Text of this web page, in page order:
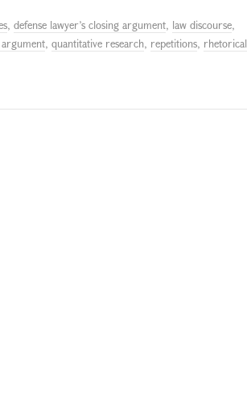
, defense lawyer’s closing argument, law discourse,
argument, quantitative research, repetitions, rhetorical